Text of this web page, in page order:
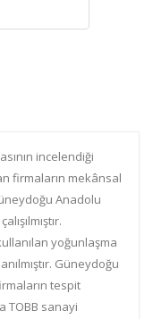
incelendiği
firmaların mekânsal
Anadolu
yoğunlaşma
Güneydoğu
tespit
TOBB sanayi